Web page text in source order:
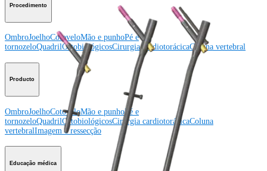
Procedimento
OmbroJoelhoCotoveloMão e punhoPé e
tornozeloQuadrilOrtobiológicosCirurgia cardiotorácicaColuna vertebral
Producto
OmbroJoelhoCotoveloMão e punhoPé e
tornozeloQuadrilOrtobiológicosCirurgia cardiotorácicaColuna
vertebralImagem e ressecção
Educação médica